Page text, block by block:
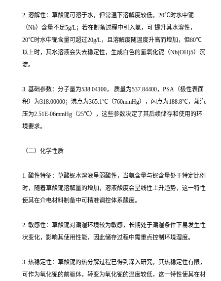
2. 溶解性：草酸铌可溶于水，但常温下溶解度较低，20℃时水中铌
（Nb）含量不足5g/L；若在制备过程中引入氨，可 提升其水溶性，
20℃时水中铌含量可超过20g/L，且溶解度随温度升高而增加，但80℃
以上时，其水溶液会失去稳定性，生成白色的氢氧化铌（Nb(OH)5）沉
淀。
3. 基础参数：分子量为538.04100， 质量为537.84400，PSA（极性表面
积）为318.00000；沸点为365.1℃（760mmHg），闪点为188.8℃，蒸汽
压为2.51E-06mmHg（25℃），这些参数决定了其后续储存和使用的环
境要求。
（二）化学性质
1. 酸性特征：草酸铌水溶液呈弱酸性，当氨含量与铌含量处于特定比例
时，随着草酸铌溶解量的增加，溶液酸度会呈线性上升趋势，这一特性
使其在介电材料制备中可精准调控体系酸度。
2. 敏感性：草酸铌对潮湿环境较为敏感，长期处于潮湿条件下易发生性
状变化，影响其使用性能，因此储存过程中需重点控制环境湿度。
3. 热稳定性：草酸铌的热分解过程已得到深入研究，其热稳定性有限，
可作为氧化铌的前驱体，转变为氧化铌的温度较低，这一特性使其在材